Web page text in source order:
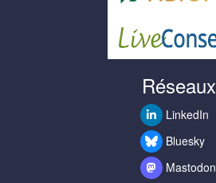
Réseaux
LinkedIn
Bluesky
Mastodon